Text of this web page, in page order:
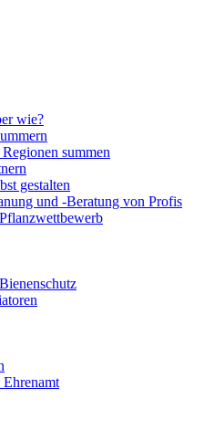
wie?
summen
gestalten
und -Beratung von Profis
Ehrenamt